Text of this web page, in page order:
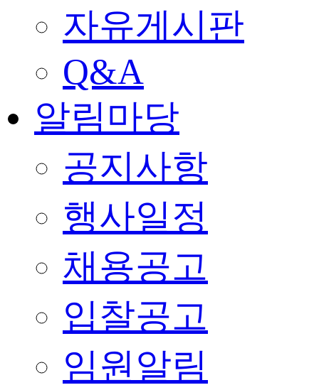
자유게시판
Q&A
알림마당
공지사항
행사일정
채용공고
입찰공고
임원알림